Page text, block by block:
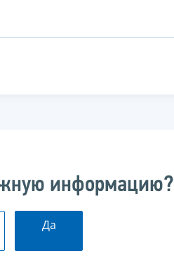
информацию?
Да